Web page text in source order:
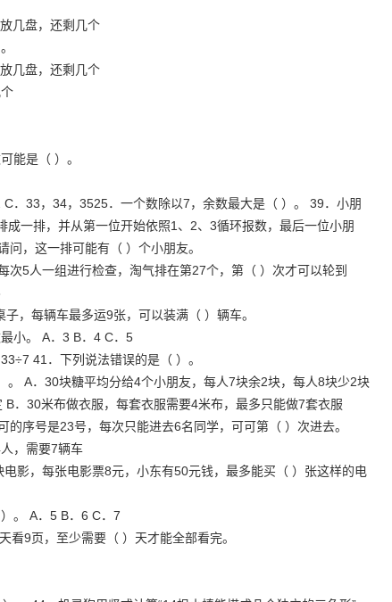
几盘，还剩几个
几盘，还剩几个
能是（ ）。
．33，34，3525．一个数除以7，余数最大是（ ）。 39．小朋
成一排，并从第一位开始依照1、2、3循环报数，最后一位小朋
，这一排可能有（ ）个小朋友。
次5人一组进行检查，淘气排在第27个，第（ ）次才可以轮到
，每辆车最多运9张，可以装满（ ）辆车。
小。 A．3 B．4 C．5
41．下列说法错误的是（ ）。
。 A．30块糖平均分给4个小朋友，每人7块余2块，每人8块少2块
．30米布做衣服，每套衣服需要4米布，最多只能做7套衣服
的序号是23号，每次只能进去6名同学，可可第（ ）次进去。
，需要7辆车
影，每张电影票8元，小东有50元钱，最多能买（ ）张这样的电
A．5 B．6 C．7
看9页，至少需要（ ）天才能全部看完。